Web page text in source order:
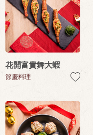
花開富貴舞大蝦
節慶料理